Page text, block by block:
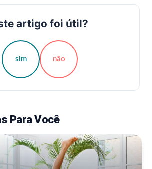
artigo foi útil?
sim não
Para Você